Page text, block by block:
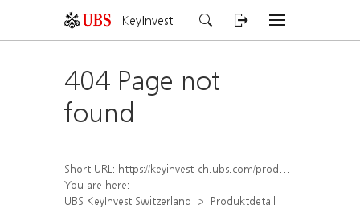
KeyInvest
404 Page not
found
Short URL: https://keyinvest-ch.ubs.com/produkt/detail/index/isin/CH1578797842
You are here:
UBS KeyInvest Switzerland
Produktdetail